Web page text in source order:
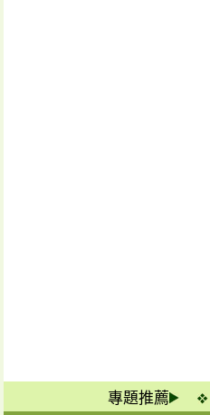
專題推薦